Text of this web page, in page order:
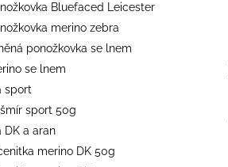
Bluefaced Leicester
merino zebra
ponožkovka se lnem
se lnem
sport
sport 50g
DK a aran
merino DK 50g